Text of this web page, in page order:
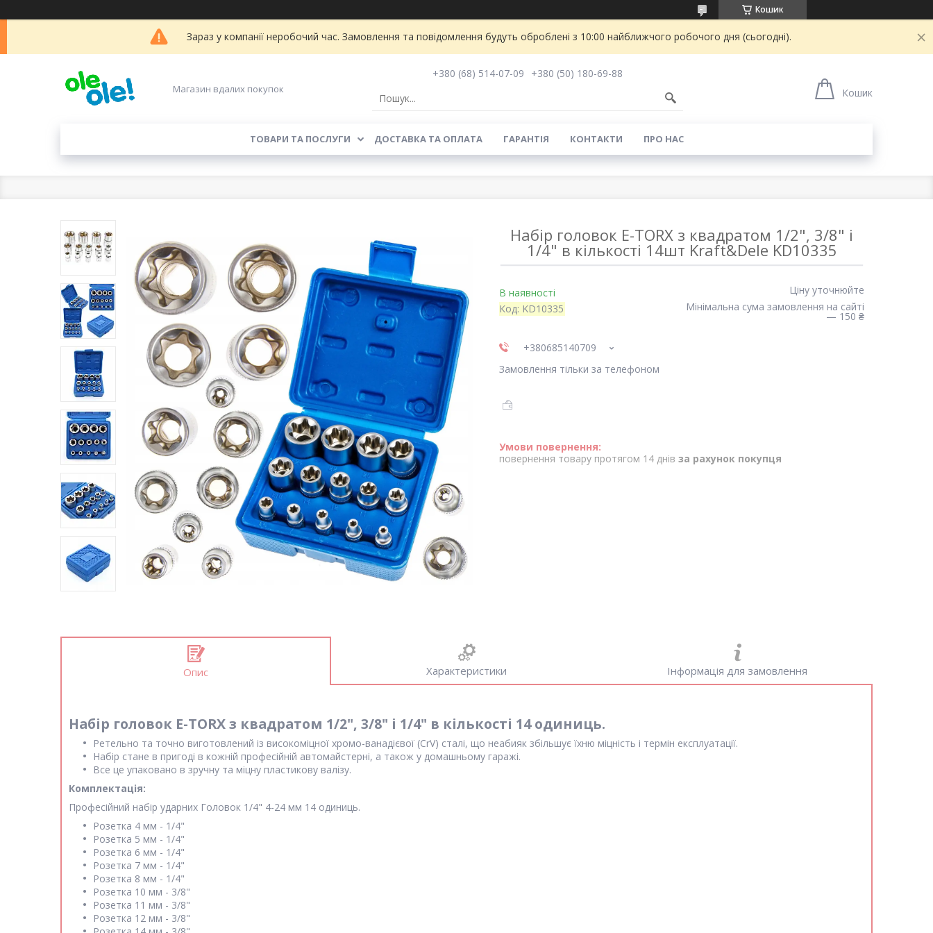
Кошик
Зараз у компанії неробочий час. Замовлення та повідомлення будуть оброблені з 10:00 найближчого робочого дня (сьогодні).
Магазин вдалих покупок
+380 (68) 514-07-09
+380 (50) 180-69-88
Кошик
ТОВАРИ ТА ПОСЛУГИ ДОСТАВКА ТА ОПЛАТА ГАРАНТІЯ КОНТАКТИ ПРО НАС
Набір головок E-TORX з квадратом 1/2", 3/8" і
1/4" в кількості 14шт Kraft&Dele KD10335
В наявності
Код: KD10335
Ціну уточнюйте
Мінімальна сума замовлення на сайті
— 150 ₴
+380685140709
Замовлення тільки за телефоном
повернення товару протягом 14 днів за рахунок покупця
Опис Характеристики Інформація для замовлення
Набір головок E-TORX з квадратом 1/2", 3/8" і 1/4" в кількості 14 одиниць.
Ретельно та точно виготовлений із високоміцної хромо-ванадієвої (CrV) сталі, що неабияк збільшує їхню міцність і термін експлуатації.
Набір стане в пригоді в кожній професійній автомайстерні, а також у домашньому гаражі.
Все це упаковано в зручну та міцну пластикову валізу.
Комплектація:
Професійний набір ударних Головок 1/4" 4-24 мм 14 одиниць.
Розетка 4 мм - 1/4"
Розетка 5 мм - 1/4"
Розетка 6 мм - 1/4"
Розетка 7 мм - 1/4"
Розетка 8 мм - 1/4"
Розетка 10 мм - 3/8"
Розетка 11 мм - 3/8"
Розетка 12 мм - 3/8"